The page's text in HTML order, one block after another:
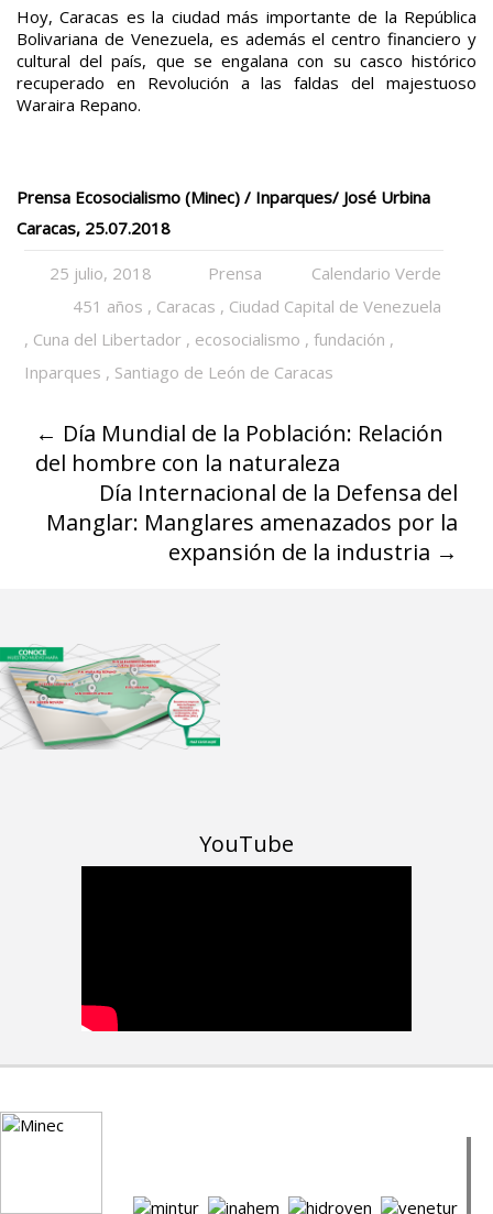
Hoy, Caracas es la ciudad más importante de la República
Bolivariana de Venezuela, es además el centro financiero y
cultural del país, que se engalana con su casco histórico
recuperado en Revolución a las faldas del majestuoso
Waraira Repano.
Prensa Ecosocialismo (Minec) / Inparques/ José Urbina
Caracas, 25.07.2018
25 julio, 2018 Prensa
Calendario Verde
451 años , Caracas , Ciudad Capital de Venezuela
, Cuna del Libertador , ecosocialismo ,fundación ,
Inparques , Santiago de León de Caracas
← Día Mundial de la Población: Relación
del hombre con la naturaleza
Día Internacional de la Defensa del
Manglar: Manglares amenazados por la
expansión de la industria →
YouTube